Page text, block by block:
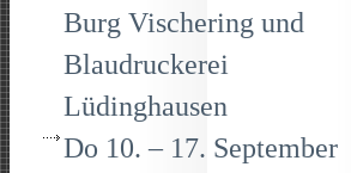
Burg Vischering und
Blaudruckerei
Lüdinghausen
Do 10. – 17. September